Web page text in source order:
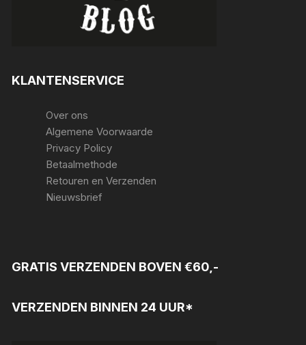
KLANTENSERVICE
Over ons
Algemene Voorwaarde
Privacy Policy
Betaalmethode
Retouren en Verzenden
Nieuwsbrief
GRATIS VERZENDEN BOVEN €60,-
VERZENDEN BINNEN 24 UUR*